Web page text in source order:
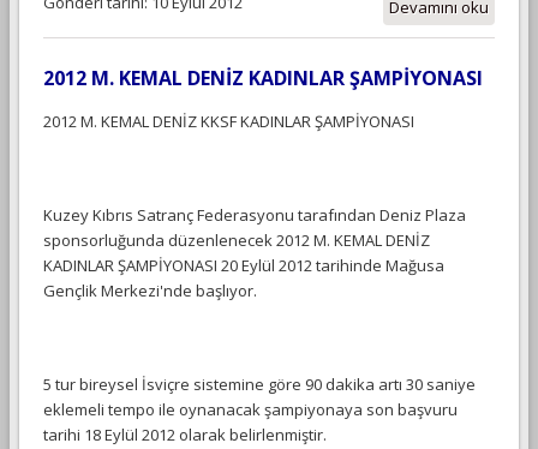
Devamını oku
2012 M. KEMAL DENİZ KADINLAR ŞAMPİYONASI
2012 M. KEMAL DENİZ KKSF KADINLAR ŞAMPİYONASI
Kuzey Kıbrıs Satranç Federasyonu tarafından Deniz Plaza
sponsorluğunda düzenlenecek 2012 M. KEMAL DENİZ
KADINLAR ŞAMPİYONASI 20 Eylül 2012 tarihinde Mağusa
Gençlik Merkezi'nde başlıyor.
5 tur bireysel İsviçre sistemine göre 90 dakika artı 30 saniye
eklemeli tempo ile oynanacak şampiyonaya son başvuru
tarihi 18 Eylül 2012 olarak belirlenmiştir.